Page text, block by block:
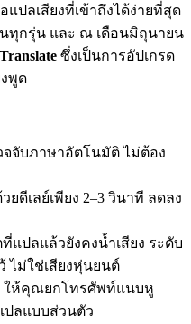
อแปลเสียงที่เข้าถึงได้ง่ายที่สุด
ทุกรุ่น และ ณ เดือนมิถุนายน
ซึ่งเป็นการอัปเกรด
พูด
จับภาษาอัตโนมัติ ไม่ต้อง
วยดีเลย์เพียง 2–3 วินาที ลดลง
ที่แปลแล้วยังคงน้ำเสียง ระดับ
ไม่ใช่เสียงหุ่นยนต์
ให้คุณยกโทรศัพท์แนบหู
ปลแบบส่วนตัว